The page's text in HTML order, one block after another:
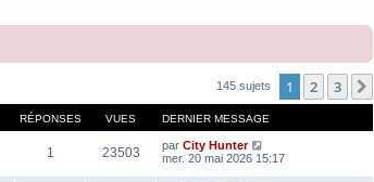
145 sujets 1 2 3
RÉPONSES VUES DERNIER MESSAGE
1 23503 par City Hunter
mer. 20 mai 2026 15:17